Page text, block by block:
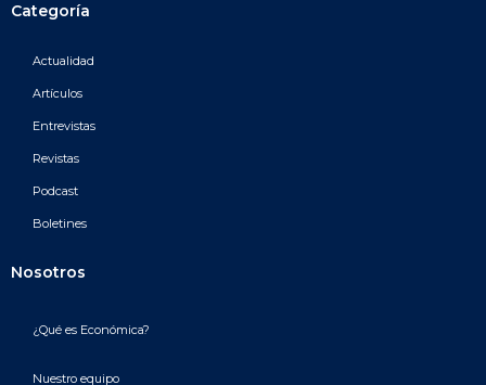
Categoría
Actualidad
Artículos
Entrevistas
Revistas
Podcast
Boletines
Nosotros
¿Qué es Económica?
Nuestro equipo